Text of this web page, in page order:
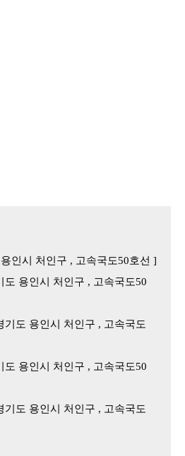
인시 처인구 , 고속국도50호선 ]
도 용인시 처인구 , 고속국도50
기도 용인시 처인구 , 고속국도
도 용인시 처인구 , 고속국도50
기도 용인시 처인구 , 고속국도